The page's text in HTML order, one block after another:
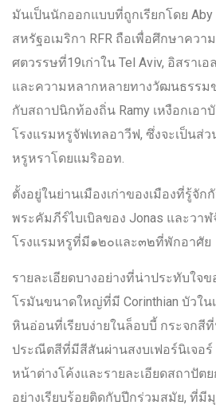
มันเป็นนักออกแบบที่ถูกเรียกโดย
สหรัฐอเมริกา RFR ถือเพื่อศึกษาควา
ศตวรรษที่19เก่าใน Tel Aviv, อิสราเ
และความหลากหลายทางวัฒนธรรม
กับสถาปนิกท้องถิ่น Ramy เหงือกเอา
โรงแรมหรูจัฟเทลอาวีฟ, ซึ่งจะเป็นส่
หรูหราโดยแมริออท.
ตั้งอยู่ในย่านเมืองเก่าของเมืองที่รู้จัก
พระคัมภีร์ไบเบิลของ Jonas และวา
โรงแรมหรูที่มี๑๒๐และ๓๒ที่พักอาศัย
รายละเอียดบางอย่างที่น่าประทับใจ
โรมันขนาดใหญ่ที่มี Corinthian บัวใน
หินอ่อนที่เรียบง่ายในล็อบบี้ กระจกสี
ประณีตสีที่มีสีสันผ่านสงบเฟอร์นิเจอ
หน้าต่างโค้งและรายละเอียดสถาปัต
อย่างเรียบร้อยติดกับปีกร่วมสมัย, ที่มี